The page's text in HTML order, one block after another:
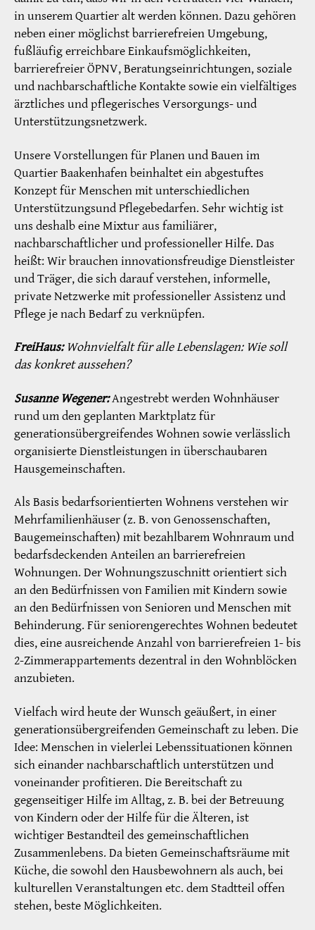
in unserem Quartier alt werden können. Dazu gehören
neben einer möglichst barrierefreien Umgebung,
fußläufig erreichbare Einkaufsmöglichkeiten,
barrierefreier ÖPNV, Beratungseinrichtungen, soziale
und nachbarschaftliche Kontakte sowie ein vielfältiges
ärztliches und pflegerisches Versorgungs- und
Unterstützungsnetzwerk.
Unsere Vorstellungen für Planen und Bauen im
Quartier Baakenhafen beinhaltet ein abgestuftes
Konzept für Menschen mit unterschiedlichen
Unterstützungsund Pflegebedarfen. Sehr wichtig ist
uns deshalb eine Mixtur aus familiärer,
nachbarschaftlicher und professioneller Hilfe. Das
heißt: Wir brauchen innovationsfreudige Dienstleister
und Träger, die sich darauf verstehen, informelle,
private Netzwerke mit professioneller Assistenz und
Pflege je nach Bedarf zu verknüpfen.
FreiHaus:Wohnvielfalt für alle Lebenslagen: Wie soll
das konkret aussehen?
Susanne Wegener:Angestrebt werden Wohnhäuser
rund um den geplanten Marktplatz für
generationsübergreifendes Wohnen sowie verlässlich
organisierte Dienstleistungen in überschaubaren
Hausgemeinschaften.
Als Basis bedarfsorientierten Wohnens verstehen wir
Mehrfamilienhäuser (z. B. von Genossenschaften,
Baugemeinschaften) mit bezahlbarem Wohnraum und
bedarfsdeckenden Anteilen an barrierefreien
Wohnungen. Der Wohnungszuschnitt orientiert sich
an den Bedürfnissen von Familien mit Kindern sowie
an den Bedürfnissen von Senioren und Menschen mit
Behinderung. Für seniorengerechtes Wohnen bedeutet
dies, eine ausreichende Anzahl von barrierefreien 1- bis
2-Zimmerappartements dezentral in den Wohnblöcken
anzubieten.
Vielfach wird heute der Wunsch geäußert, in einer
generationsübergreifenden Gemeinschaft zu leben. Die
Idee: Menschen in vielerlei Lebenssituationen können
sich einander nachbarschaftlich unterstützen und
voneinander profitieren. Die Bereitschaft zu
gegenseitiger Hilfe im Alltag, z. B. bei der Betreuung
von Kindern oder der Hilfe für die Älteren, ist
wichtiger Bestandteil des gemeinschaftlichen
Zusammenlebens. Da bieten Gemeinschaftsräume mit
Küche, die sowohl den Hausbewohnern als auch, bei
kulturellen Veranstaltungen etc. dem Stadtteil offen
stehen, beste Möglichkeiten.